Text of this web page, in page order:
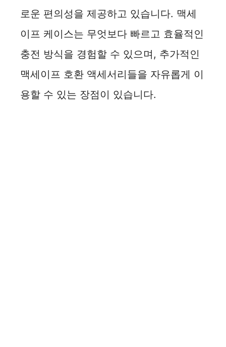
로운 편의성을 제공하고 있습니다. 맥세
이프 케이스는 무엇보다 빠르고 효율적인
충전 방식을 경험할 수 있으며, 추가적인
맥세이프 호환 액세서리들을 자유롭게 이
용할 수 있는 장점이 있습니다.